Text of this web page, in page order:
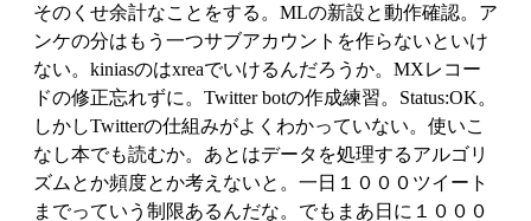
そのくせ余計なことをする。MLの新設と動作確認。ア
ンケの分はもう一つサブアカウントを作らないといけ
ない。kiniasのはxreaでいけるんだろうか。MXレコー
ドの修正忘れずに。Twitter botの作成練習。Status:OK。
しかしTwitterの仕組みがよくわかっていない。使いこ
なし本でも読むか。あとはデータを処理するアルゴリ
ズムとか頻度とか考えないと。一日１０００ツイート
までっていう制限あるんだな。でもまあ日に１０００